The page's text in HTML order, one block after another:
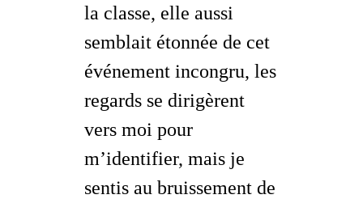
la classe, elle aussi
semblait étonnée de cet
événement incongru, les
regards se dirigèrent
vers moi pour
m’identifier, mais je
sentis au bruissement de